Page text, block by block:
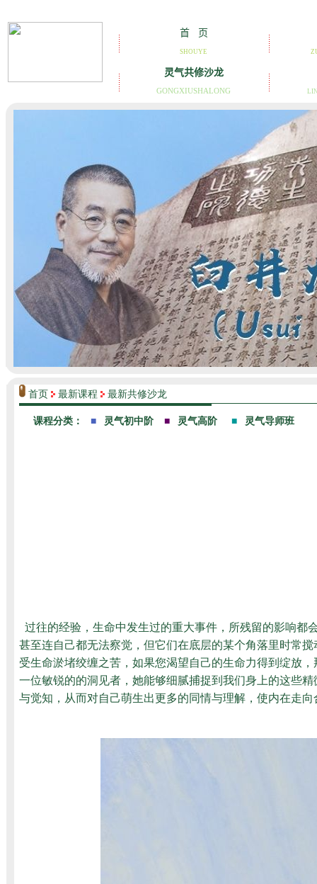
首页 最新课程 最新共修沙龙
过往的经验，生命中发生过的重大事件，所残留的影响都
甚至连自己都无法察觉，但它们在底层的某个角落里时常
受生命淤堵绞缠之苦，如果您渴望自己的生命力得到绽放
一位敏锐的的洞见者，她能够细腻捕捉到我们身上的这些
与觉知，从而对自己萌生出更多的同情与理解，使内在走